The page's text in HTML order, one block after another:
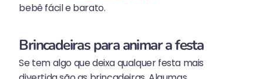
bebê fácil e barato.
Brincadeiras para animar a festa
Se tem algo que deixa qualquer festa mais